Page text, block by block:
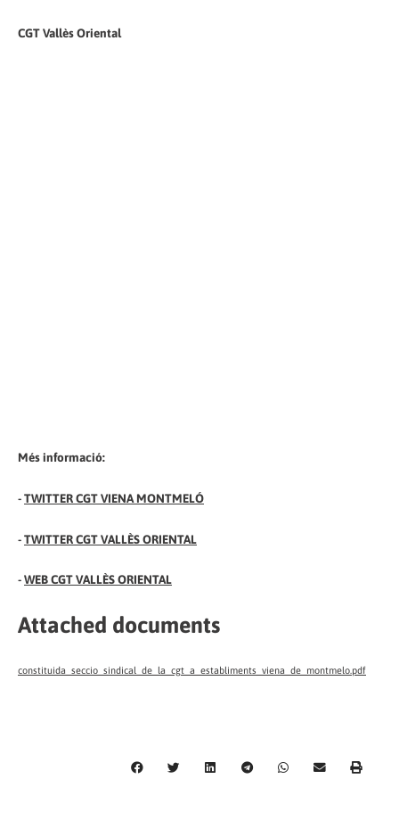
CGT Vallès Oriental
Més informació:
-TWITTER CGT VIENA MONTMELÓ
-TWITTER CGT VALLÈS ORIENTAL
-WEB CGT VALLÈS ORIENTAL
Attached documents
constituida_seccio_sindical_de_la_cgt_a_establiments_viena_de_montmelo.pdf